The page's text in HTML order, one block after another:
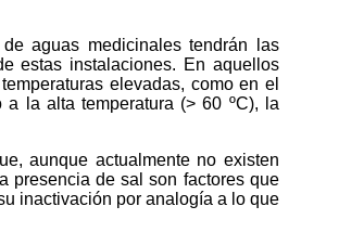
aguas medicinales tendrán las
estas instalaciones. En aquellos
elevadas, como en el
la alta temperatura (> 60 ºC), la
aunque actualmente no existen
presencia de sal son factores que
inactivación por analogía a lo que